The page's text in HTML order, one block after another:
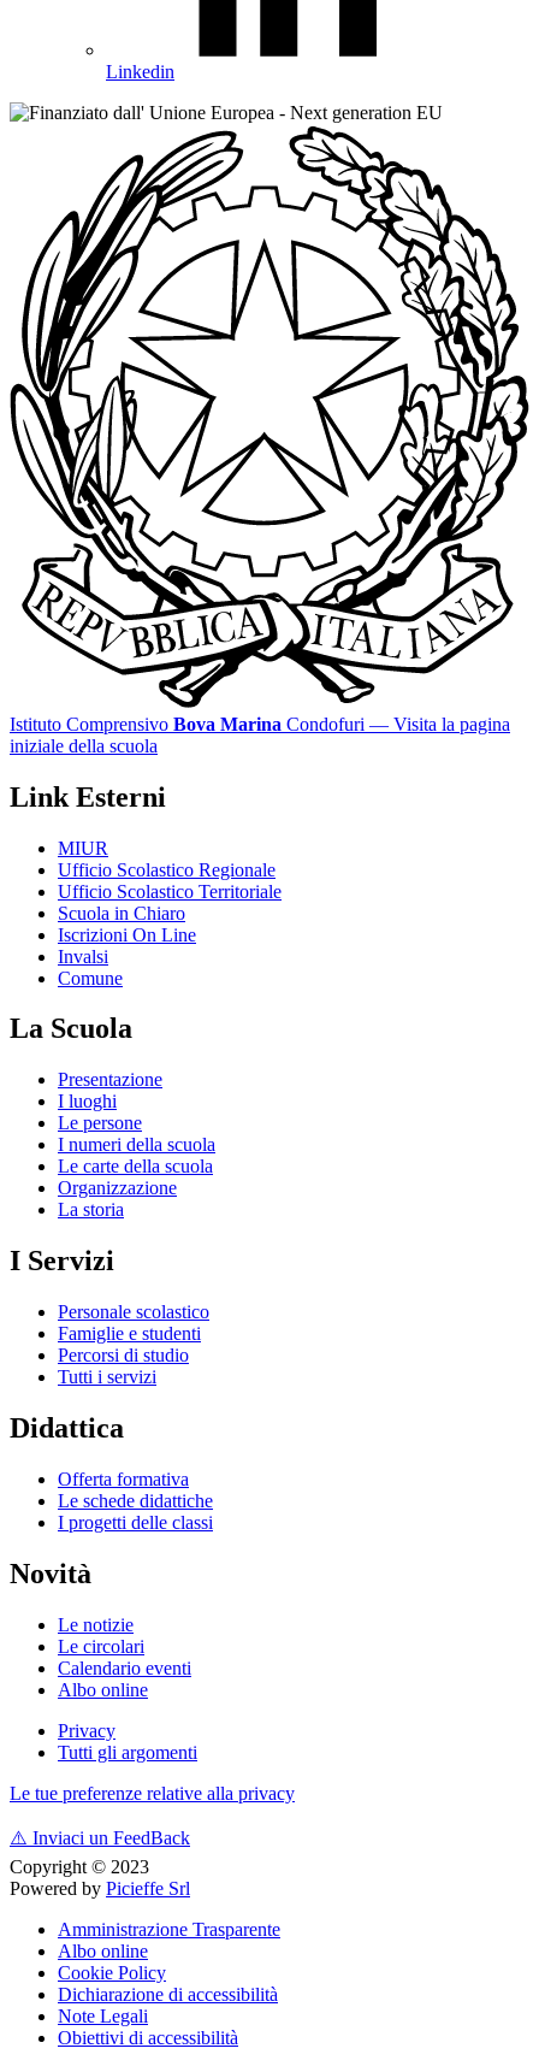
Linkedin
Istituto Comprensivo Bova Marina Condofuri — Visita la pagina
iniziale della scuola
Link Esterni
MIUR
Ufficio Scolastico Regionale
Ufficio Scolastico Territoriale
Scuola in Chiaro
Iscrizioni On Line
Invalsi
Comune
La Scuola
Presentazione
I luoghi
Le persone
I numeri della scuola
Le carte della scuola
Organizzazione
La storia
I Servizi
Personale scolastico
Famiglie e studenti
Percorsi di studio
Tutti i servizi
Didattica
Offerta formativa
Le schede didattiche
I progetti delle classi
Novità
Le notizie
Le circolari
Calendario eventi
Albo online
Privacy
Tutti gli argomenti
Le tue preferenze relative alla privacy
⚠️ Inviaci un FeedBack
Copyright © 2023
Powered by Picieffe Srl
Amministrazione Trasparente
Albo online
Cookie Policy
Dichiarazione di accessibilità
Note Legali
Obiettivi di accessibilità